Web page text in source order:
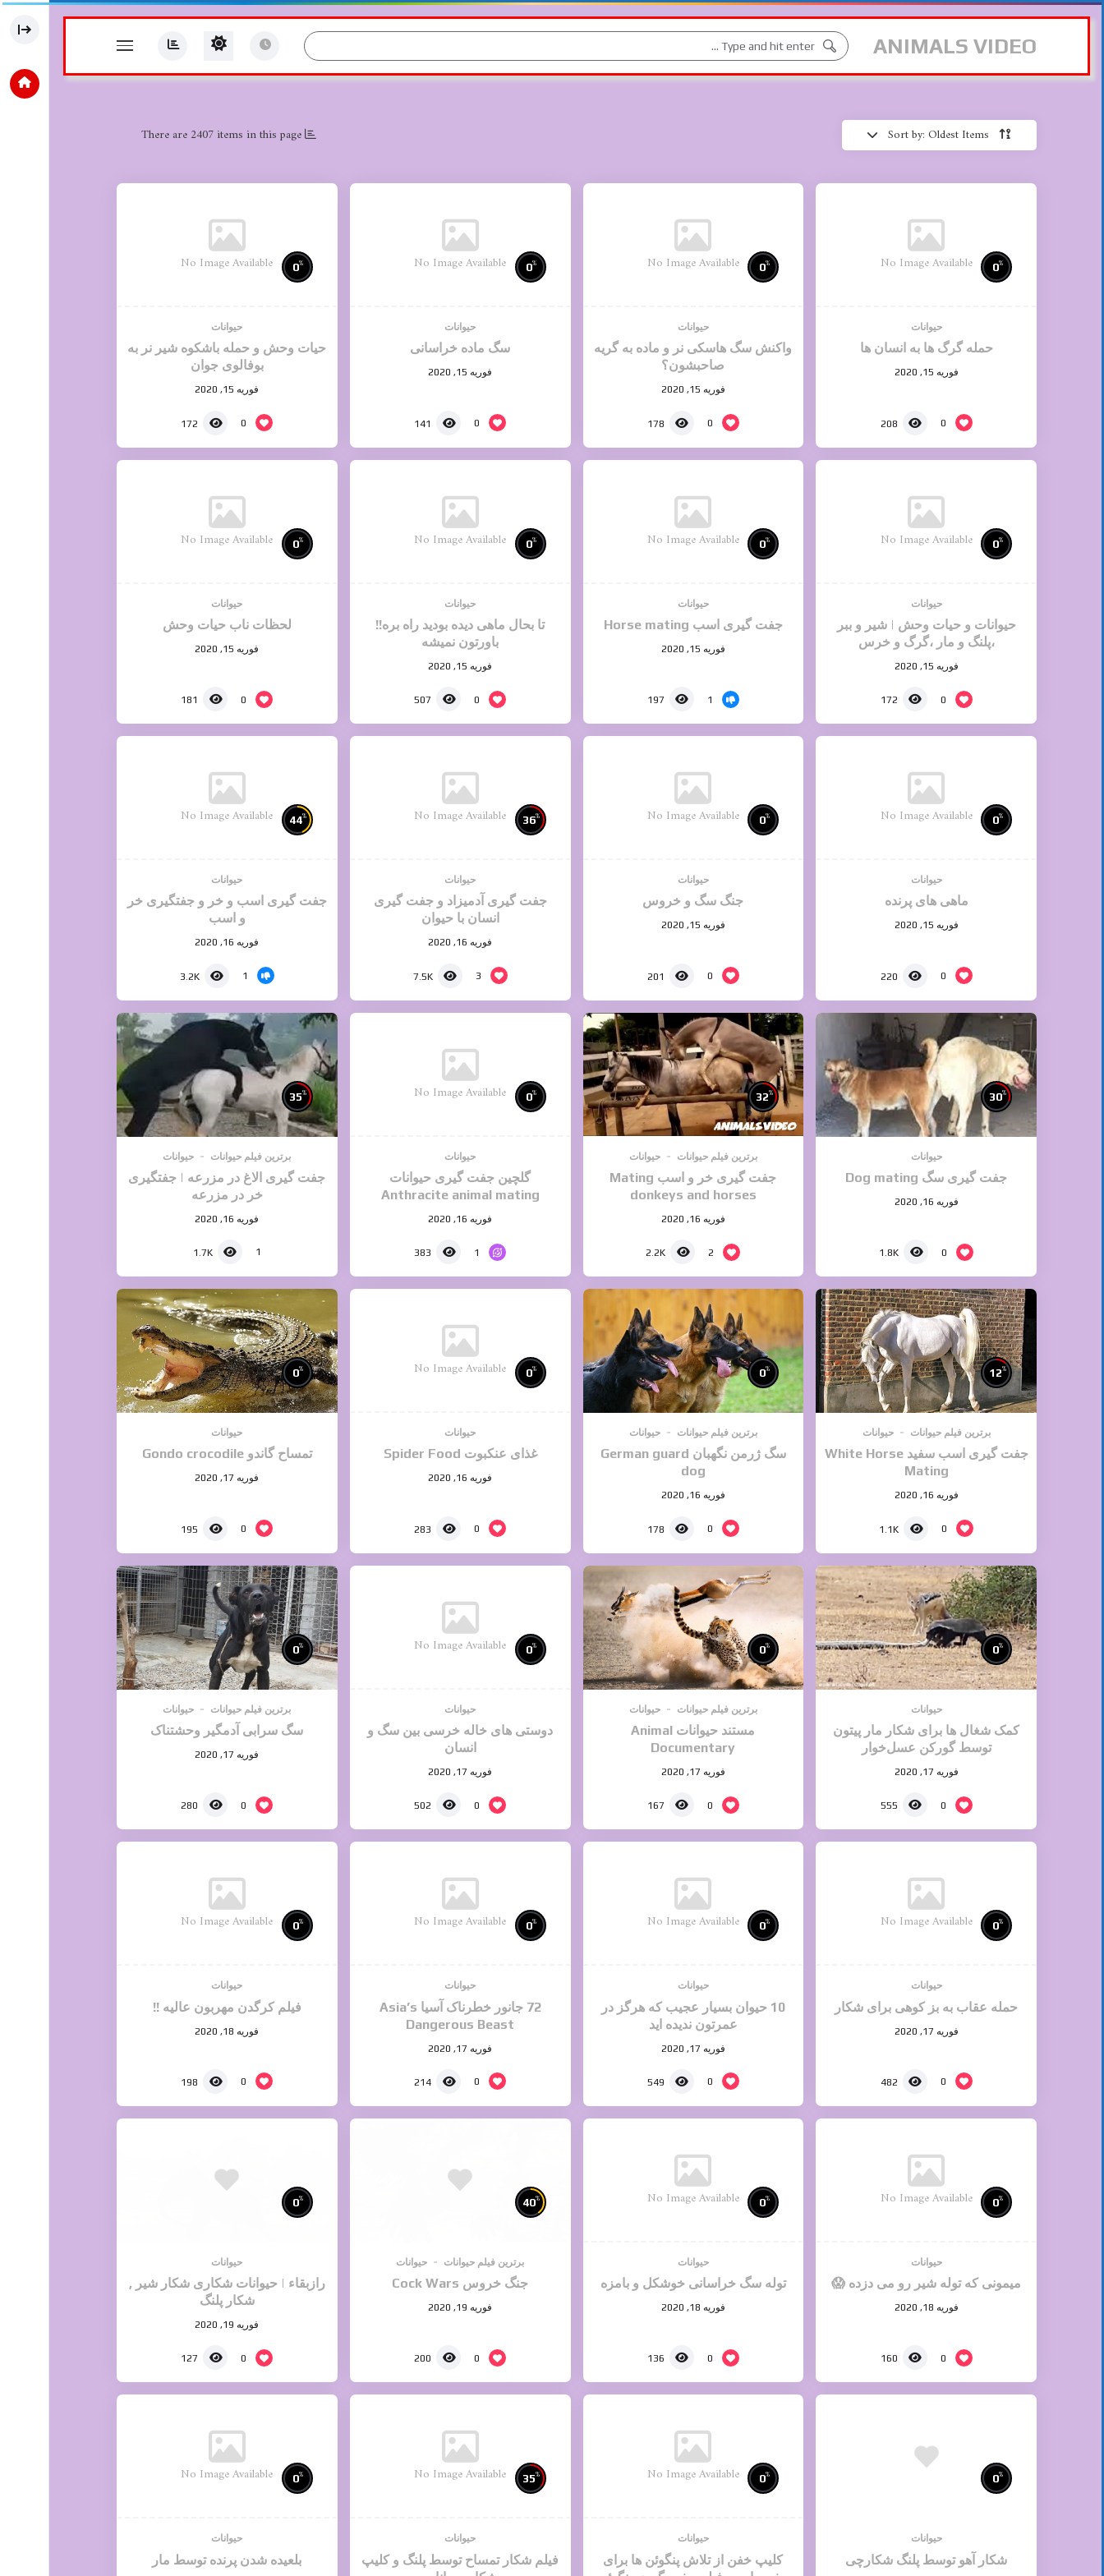
ANIMALS VIDEO
Sort by: Oldest Items
There are 2407 items in this page
No Image Available 0%
حیوانات
حمله گرگ ها به انسان ها
فوریه 15, 2020
0
208
No Image Available 0%
حیوانات
واکنش سگ هاسکی نر و ماده به گریه
صاحبشون؟
فوریه 15, 2020
0
178
No Image Available 0%
حیوانات
سگ ماده خراسانی
فوریه 15, 2020
0
141
No Image Available 0%
حیوانات
حیات وحش و حمله باشکوه شیر نر به
بوفالوی جوان
فوریه 15, 2020
0
172
No Image Available 0%
حیوانات
حیوانات و حیات وحش | شیر و ببر
،پلنگ و مار ،گرگ و خرس
فوریه 15, 2020
0
172
No Image Available 0%
حیوانات
جفت گیری اسب Horse mating
فوریه 15, 2020
1
197
No Image Available 0%
حیوانات
تا بحال ماهی دیده بودید راه بره!!
باورتون نمیشه
فوریه 15, 2020
0
507
No Image Available 0%
حیوانات
لحظات ناب حیات وحش
فوریه 15, 2020
0
181
No Image Available 0%
حیوانات
ماهی های پرنده
فوریه 15, 2020
0
220
No Image Available 0%
حیوانات
جنگ سگ و خروس
فوریه 15, 2020
0
201
No Image Available 36%
حیوانات
جفت گیری آدمیزاد و جفت گیری
انسان با حیوان
فوریه 16, 2020
3
7.5K
No Image Available 44%
حیوانات
جفت گیری اسب و خر و جفتگیری خر
و اسب
فوریه 16, 2020
1
3.2K
30%
حیوانات
جفت گیری سگ Dog mating
فوریه 16, 2020
0
1.8K
32%
برترین فیلم حیوانات حیوانات
جفت گیری خر و اسب Mating
donkeys and horses
فوریه 16, 2020
2
2.2K
No Image Available 0%
حیوانات
گلچین جفت گیری حیوانات
Anthracite animal mating
فوریه 16, 2020
1
383
35%
برترین فیلم حیوانات حیوانات
جفت گیری الاغ در مزرعه | جفتگیری
خر در مزرعه
فوریه 16, 2020
1
1.7K
12%
برترین فیلم حیوانات حیوانات
جفت گیری اسب سفید White Horse
Mating
فوریه 16, 2020
0
1.1K
0%
برترین فیلم حیوانات حیوانات
سگ ژرمن نگهبان German guard
dog
فوریه 16, 2020
0
178
No Image Available 0%
حیوانات
غذای عنکبوت Spider Food
فوریه 16, 2020
0
283
0%
حیوانات
تمساح گاندو Gondo crocodile
فوریه 17, 2020
0
195
0%
حیوانات
کمک شغال ها برای شکار مار پیتون
توسط گورکن عسل‌خوار
فوریه 17, 2020
0
555
0%
برترین فیلم حیوانات حیوانات
مستند حیوانات Animal
Documentary
فوریه 17, 2020
0
167
No Image Available 0%
حیوانات
دوستی های خاله خرسی بین سگ و
انسان
فوریه 17, 2020
0
502
0%
برترین فیلم حیوانات حیوانات
سگ سرابی آدمگیر وحشتناک
فوریه 17, 2020
0
280
No Image Available 0%
حیوانات
حمله عقاب به بز کوهی برای شکار
فوریه 17, 2020
0
482
No Image Available 0%
حیوانات
10 حیوان بسیار عجیب که هرگز در
عمرتون ندیده اید
فوریه 17, 2020
0
549
No Image Available 0%
حیوانات
72 جانور خطرناک آسیا Asia’s
Dangerous Beast
فوریه 17, 2020
0
214
No Image Available 0%
حیوانات
فیلم کرگدن مهربون عالیه !!
فوریه 18, 2020
0
198
No Image Available 0%
حیوانات
میمونی که توله شیر رو می دزده 😱
فوریه 18, 2020
0
160
No Image Available 0%
حیوانات
توله سگ خراسانی خوشکل و بامزه
فوریه 18, 2020
0
136
40%
برترین فیلم حیوانات حیوانات
جنگ خروس Cock Wars
فوریه 19, 2020
0
200
0%
حیوانات
رازبقاء | حیوانات شکاری شکار شیر ,
شکار پلنگ
فوریه 19, 2020
0
127
0%
حیوانات
شکار آهو توسط پلنگ شکارچی
No Image Available 0%
حیوانات
کلیپ خفن از تلاش پنگوئن ها برای
No Image Available 35%
حیوانات
فیلم شکار تمساح توسط پلنگ و کلیپ
No Image Available 0%
حیوانات
بلعیده شدن پرنده توسط مار